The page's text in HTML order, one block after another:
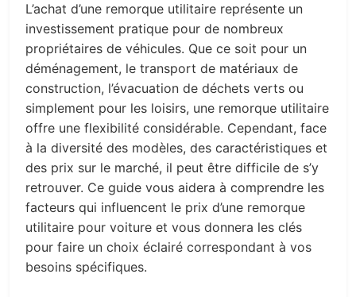
L’achat d’une remorque utilitaire représente un
investissement pratique pour de nombreux
propriétaires de véhicules. Que ce soit pour un
déménagement, le transport de matériaux de
construction, l’évacuation de déchets verts ou
simplement pour les loisirs, une remorque utilitaire
offre une flexibilité considérable. Cependant, face
à la diversité des modèles, des caractéristiques et
des prix sur le marché, il peut être difficile de s’y
retrouver. Ce guide vous aidera à comprendre les
facteurs qui influencent le prix d’une remorque
utilitaire pour voiture et vous donnera les clés
pour faire un choix éclairé correspondant à vos
besoins spécifiques.